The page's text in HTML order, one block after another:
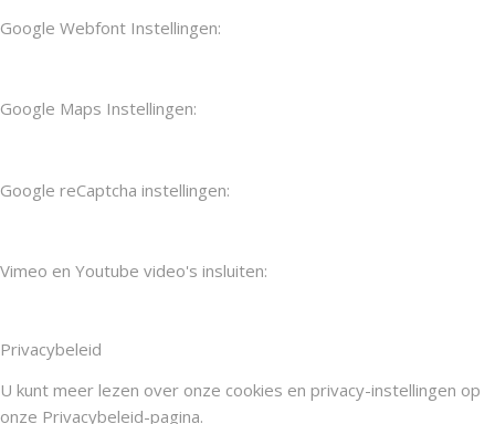
Google Webfont Instellingen:
Google Maps Instellingen:
Google reCaptcha instellingen:
Vimeo en Youtube video's insluiten:
Privacybeleid
U kunt meer lezen over onze cookies en privacy-instellingen op
onze Privacybeleid-pagina.